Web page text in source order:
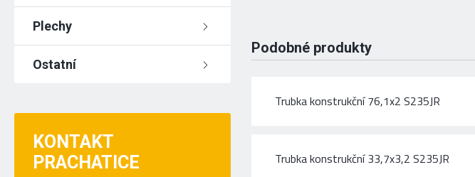
Plechy
Ostatní
KONTAKT
PRACHATICE
Podobné produkty
Trubka konstrukční 76,1x2 S235JR
Trubka konstrukční 33,7x3,2 S235JR